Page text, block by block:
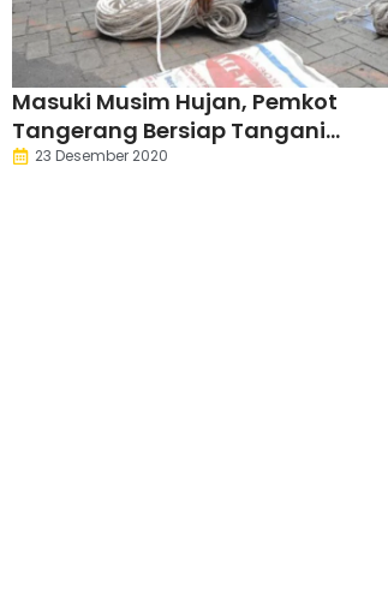
Masuki Musim Hujan, Pemkot
Tangerang Bersiap Tangani
Banjir
23 Desember 2020